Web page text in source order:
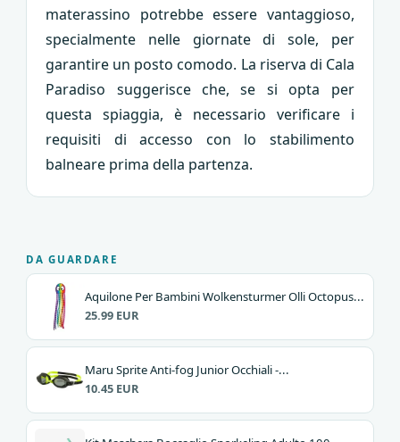
materassino potrebbe essere vantaggioso,
specialmente nelle giornate di sole, per
garantire un posto comodo. La riserva di Cala
Paradiso suggerisce che, se si opta per
questa spiaggia, è necessario verificare i
requisiti di accesso con lo stabilimento
balneare prima della partenza.
DA GUARDARE
Aquilone Per Bambini Wolkensturmer Olli Octopus...
25.99 EUR
Maru Sprite Anti-fog Junior Occhiali -...
10.45 EUR